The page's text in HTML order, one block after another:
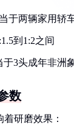
于两辆家用轿
到1:2之间
于3头成年非洲
数
研磨效果：